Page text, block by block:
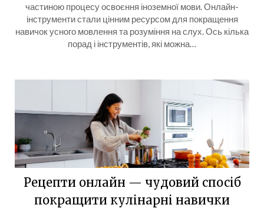
частиною процесу освоєння іноземної мови. Онлайн-
інструменти стали цінним ресурсом для покращення
навичок усного мовлення та розуміння на слух. Ось кілька
порад і інструментів, які можна…
Рецепти онлайн — чудовий спосіб
покращити кулінарні навички